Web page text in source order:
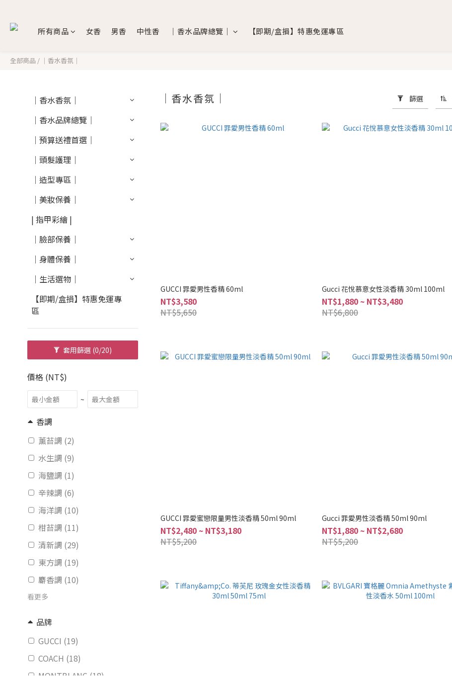
所有商品 女香 男香 中性香 ｜香水品牌總覽｜ 【即期/盒損】特惠免運專區
全部商品 / ｜香水香氛｜
｜香水香氛｜
｜香水品牌總覽｜
｜預算送禮首選｜
｜頭髮護理｜
｜造型專區｜
｜美妝保養｜
| 指甲彩繪 |
｜臉部保養｜
｜身體保養｜
｜生活選物｜
【即期/盒損】特惠免運專
區
套用篩選 (0/20)
價格 (NT$)
~
香調
薰苔調 (2)
水生調 (9)
海鹽調 (1)
辛辣調 (6)
海洋調 (10)
柑苔調 (11)
清新調 (29)
東方調 (19)
麝香調 (10)
看更多
品牌
GUCCI (19)
COACH (18)
MONTBLANC (18)
｜香水香氛｜ 篩選
GUCCI 罪愛男性香精 60ml
NT$3,580
NT$5,650
Gucci 花悅慕意女性淡香精 30ml 100ml
NT$1,880 ~ NT$3,480
NT$6,800
GUCCI 罪愛蜜戀限量男性淡香精 50ml 90ml
NT$2,480 ~ NT$3,180
NT$5,200
Gucci 罪愛男性淡香精 50ml 90ml
NT$1,880 ~ NT$2,680
NT$5,200